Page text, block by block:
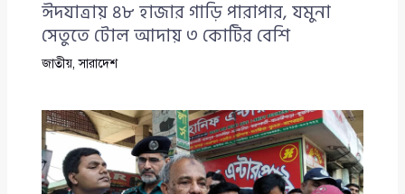
ঈদযাত্রায় ৪৮ হাজার গাড়ি পারাপার, যমুনা
সেতুতে টোল আদায় ৩ কোটির বেশি
জাতীয়,সারাদেশ